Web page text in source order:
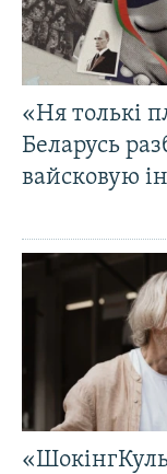
«Ня толькі
Беларусь
вайсковую